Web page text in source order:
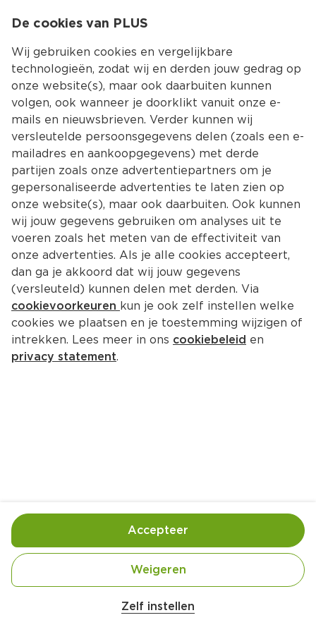
Kies jouw
Terug Producten
Honig Kruidenbuiltje
kippenbouillon
Handige informatie over dit product
Honig Kruidenbuiltje voor Kippenbouillon is de
basis voor je zelfgemaakte soep, saus, of ragout.
Kooktijd: ca. 10 minuten voor lichtgekruide bouillon,
De cookies van PLUS
Wij gebruiken cookies en vergelijkbare
technologieën, zodat wij en derden jouw gedrag op
onze website(s), maar ook daarbuiten kunnen
volgen, ook wanneer je doorklikt vanuit onze e-
mails en nieuwsbrieven. Verder kunnen wij
versleutelde persoonsgegevens delen (zoals een e-
mailadres en aankoopgegevens) met derde
partijen zoals onze advertentiepartners om je
gepersonaliseerde advertenties te laten zien op
onze website(s), maar ook daarbuiten. Ook kunnen
wij jouw gegevens gebruiken om analyses uit te
voeren zoals het meten van de effectiviteit van
onze advertenties. Als je alle cookies accepteert,
dan ga je akkoord dat wij jouw gegevens
(versleuteld) kunnen delen met derden. Via
cookievoorkeuren kun je ook zelf instellen welke
cookies we plaatsen en je toestemming wijzigen of
intrekken. Lees meer in ons cookiebeleid en
privacy statement.
Zelf instellen
Weigeren
Accepteer